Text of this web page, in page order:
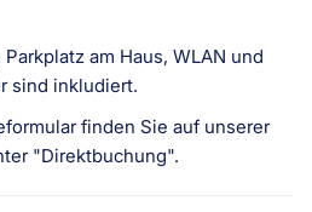
am Haus, WLAN und
sind inkludiert.
finden Sie auf unserer
"Direktbuchung".